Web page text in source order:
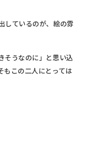
しているのが、絵の雰
そうなのに」と思い込
もこの二人にとっては